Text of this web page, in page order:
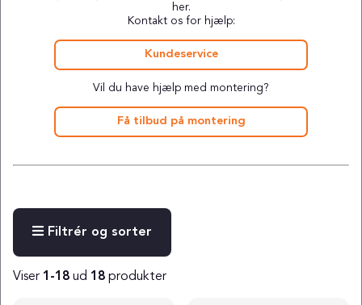
her.
Kontakt os for hjælp:
Kundeservice
Vil du have hjælp med montering?
Få tilbud på montering
Filtrér og sorter
Viser 1-18 ud 18 produkter